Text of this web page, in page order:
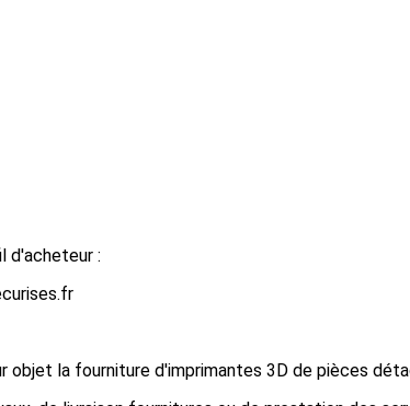
d'acheteur :
objet la fourniture d'imprimantes 3D de pièces